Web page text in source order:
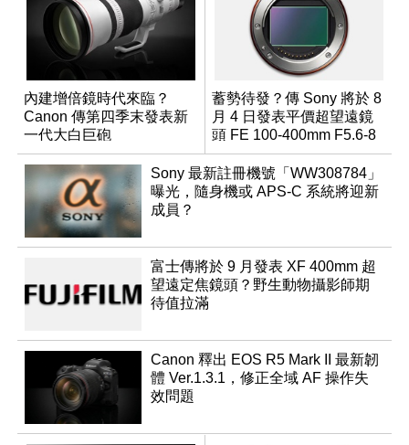
內建增倍鏡時代來臨？
Canon 傳第四季末發表新
一代大白巨砲
蓄勢待發？傳 Sony 將於 8
月 4 日發表平價超望遠鏡
頭 FE 100-400mm F5.6-8
Sony 最新註冊機號「WW308784」
曝光，隨身機或 APS-C 系統將迎新
成員？
富士傳將於 9 月發表 XF 400mm 超
望遠定焦鏡頭？野生動物攝影師期
待值拉滿
Canon 釋出 EOS R5 Mark II 最新韌
體 Ver.1.3.1，修正全域 AF 操作失
效問題